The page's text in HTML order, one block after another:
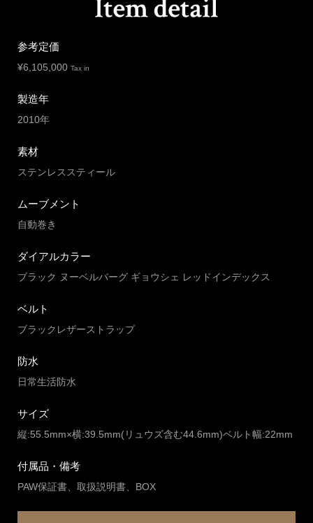
参考定価
¥6,105,000 Tax in
製造年
2010年
素材
ステンレススティール
ムーブメント
自動巻き
ダイアルカラー
ブラック ヌーベルバーグ ギョウシェ レッドインデックス
ベルト
ブラックレザーストラップ
防水
日常生活防水
サイズ
縦:55.5mm×横:39.5mm(リュウズ含む44.6mm)ベルト幅:22mm
付属品・備考
PAW保証書、取扱説明書、BOX